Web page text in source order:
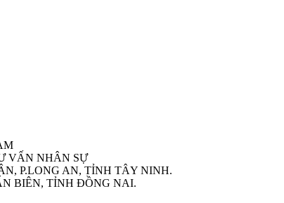
VẤN NHÂN SỰ
P.LONG AN, TỈNH TÂY NINH.
BIÊN, TỈNH ĐỒNG NAI.